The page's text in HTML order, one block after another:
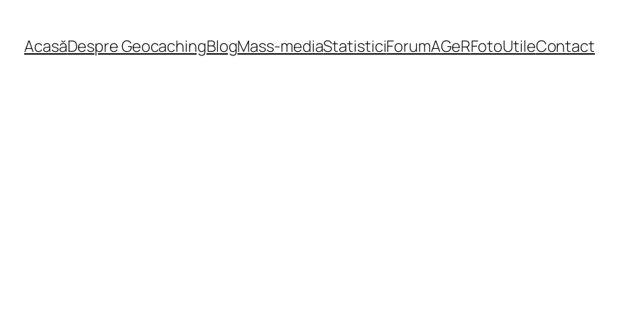
AcasăDespre GeocachingBlogMass-mediaStatisticiForumAGeRFotoUtileContact